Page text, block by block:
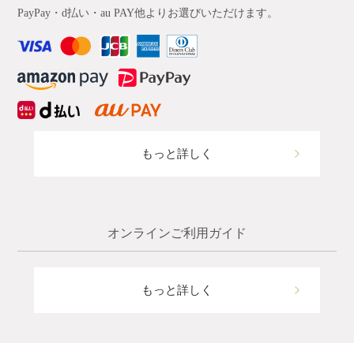
PayPay・d払い・au PAY他よりお選びいただけます。
もっと詳しく
オンラインご利用ガイド
もっと詳しく